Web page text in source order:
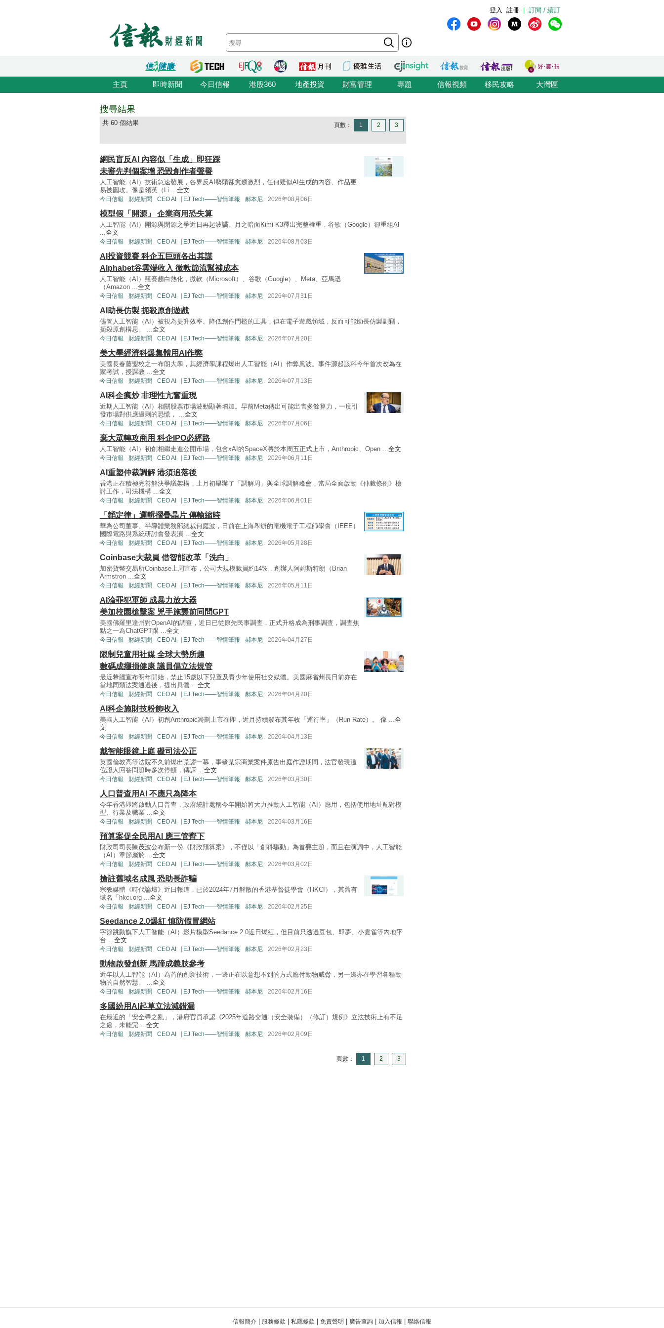
訂閱 / 續訂
註冊
登入
主頁 即時新聞 今日信報 港股360 地產投資 財富管理 專題 信報視頻 移民攻略 大灣區
搜尋結果
共 60 個結果 頁數： 1 2 3
網民盲反AI 內容似「生成」即狂踩
未審先判個案增 恐毀創作者聲譽
人工智能（AI）技術急速發展，各界反AI勢頭卻愈趨激烈，任何疑似AI生成的內容、作品更
易被圍攻。像是領英（Li ...全文
今日信報 財經新聞 CEO AI⎹ EJ Tech——智情筆報 郝本尼 2026年08月06日
模型假「開源」 企業商用恐失算
人工智能（AI）開源與閉源之爭近日再起波譎。月之暗面Kimi K3釋出完整權重，谷歌（Google）卻重組Al
...全文
今日信報 財經新聞 CEO AI⎹ EJ Tech——智情筆報 郝本尼 2026年08月03日
AI投資競賽 科企五巨頭各出其謀
Alphabet谷雲端收入 微軟節流幫補成本
人工智能（AI）競賽趨白熱化，微軟（Microsoft）、谷歌（Google）、Meta、亞馬遜
（Amazon ...全文
今日信報 財經新聞 CEO AI⎹ EJ Tech——智情筆報 郝本尼 2026年07月31日
AI助長仿製 扼殺原創遊戲
儘管人工智能（AI）被視為提升效率、降低創作門檻的工具，但在電子遊戲領域，反而可能助長仿製剽竊，
扼殺原創構思。 ...全文
今日信報 財經新聞 CEO AI⎹ EJ Tech——智情筆報 郝本尼 2026年07月20日
美大學經濟科爆集體用AI作弊
美國長春藤盟校之一布朗大學，其經濟學課程爆出人工智能（AI）作弊風波。事件源起該科今年首次改為在
家考試，授課教 ...全文
今日信報 財經新聞 CEO AI⎹ EJ Tech——智情筆報 郝本尼 2026年07月13日
AI科企瘋炒 非理性亢奮重現
近期人工智能（AI）相關股票市場波動顯著增加。早前Meta傳出可能出售多餘算力，一度引
發市場對供應過剩的恐慌， ...全文
今日信報 財經新聞 CEO AI⎹ EJ Tech——智情筆報 郝本尼 2026年07月06日
棄大眾轉攻商用 科企IPO必經路
人工智能（AI）初創相繼走進公開市場，包含xAI的SpaceX將於本周五正式上市，Anthropic、Open ...全文
今日信報 財經新聞 CEO AI⎹ EJ Tech——智情筆報 郝本尼 2026年06月11日
AI重塑仲裁調解 港須追落後
香港正在積極完善解決爭議架構，上月初舉辦了「調解周」與全球調解峰會，當局全面啟動《仲裁條例》檢
討工作，司法機構 ...全文
今日信報 財經新聞 CEO AI⎹ EJ Tech——智情筆報 郝本尼 2026年06月01日
「韜定律」邏輯摺疊晶片 傳輸縮時
華為公司董事、半導體業務部總裁何庭波，日前在上海舉辦的電機電子工程師學會（IEEE）
國際電路與系統研討會發表演 ...全文
今日信報 財經新聞 CEO AI⎹ EJ Tech——智情筆報 郝本尼 2026年05月28日
Coinbase大裁員 借智能改革「洗白」
加密貨幣交易所Coinbase上周宣布，公司大規模裁員約14%，創辦人阿姆斯特朗（Brian
Armstron ...全文
今日信報 財經新聞 CEO AI⎹ EJ Tech——智情筆報 郝本尼 2026年05月11日
AI淪罪犯軍師 成暴力放大器
美加校園槍擊案 兇手施襲前同問GPT
美國佛羅里達州對OpenAI的調查，近日已從原先民事調查，正式升格成為刑事調查，調查焦
點之一為ChatGPT跟 ...全文
今日信報 財經新聞 CEO AI⎹ EJ Tech——智情筆報 郝本尼 2026年04月27日
限制兒童用社媒 全球大勢所趨
數碼成癮損健康 議員倡立法規管
最近希臘宣布明年開始，禁止15歲以下兒童及青少年使用社交媒體。美國麻省州長日前亦在
當地同類法案通過後，提出具體 ...全文
今日信報 財經新聞 CEO AI⎹ EJ Tech——智情筆報 郝本尼 2026年04月20日
AI科企施財技粉飾收入
美國人工智能（AI）初創Anthropic籌劃上市在即，近月持續發布其年收「運行率」（Run Rate）。 像 ...全
文
今日信報 財經新聞 CEO AI⎹ EJ Tech——智情筆報 郝本尼 2026年04月13日
戴智能眼鏡上庭 礙司法公正
英國倫敦高等法院不久前爆出荒謬一幕，事緣某宗商業案件原告出庭作證期間，法官發現這
位證人回答問題時多次停頓，傳譯 ...全文
今日信報 財經新聞 CEO AI⎹ EJ Tech——智情筆報 郝本尼 2026年03月30日
人口普查用AI 不應只為降本
今年香港即將啟動人口普查，政府統計處稱今年開始將大力推動人工智能（AI）應用，包括使用地址配對模
型、行業及職業 ...全文
今日信報 財經新聞 CEO AI⎹ EJ Tech——智情筆報 郝本尼 2026年03月16日
預算案促全民用AI 應三管齊下
財政司司長陳茂波公布新一份《財政預算案》，不僅以「創科驅動」為首要主題，而且在演詞中，人工智能
（AI）章節屬於 ...全文
今日信報 財經新聞 CEO AI⎹ EJ Tech——智情筆報 郝本尼 2026年03月02日
搶註舊域名成風 恐助長詐騙
宗教媒體《時代論壇》近日報道，已於2024年7月解散的香港基督徒學會（HKCI），其舊有
域名「hkci.org ...全文
今日信報 財經新聞 CEO AI⎹ EJ Tech——智情筆報 郝本尼 2026年02月25日
Seedance 2.0爆紅 慎防假冒網站
字節跳動旗下人工智能（AI）影片模型Seedance 2.0近日爆紅，但目前只透過豆包、即夢、小雲雀等內地平
台 ...全文
今日信報 財經新聞 CEO AI⎹ EJ Tech——智情筆報 郝本尼 2026年02月23日
動物啟發創新 馬蹄成義肢參考
近年以人工智能（AI）為首的創新技術，一邊正在以意想不到的方式應付動物威脅，另一邊亦在學習各種動
物的自然智慧。 ...全文
今日信報 財經新聞 CEO AI⎹ EJ Tech——智情筆報 郝本尼 2026年02月16日
多國紛用AI起草立法減錯漏
在最近的「安全帶之亂」，港府官員承認《2025年道路交通（安全裝備）（修訂）規例》立法技術上有不足
之處，未能完 ...全文
今日信報 財經新聞 CEO AI⎹ EJ Tech——智情筆報 郝本尼 2026年02月09日
頁數： 1 2 3
信報簡介 服務條款 私隱條款 免責聲明 廣告查詢 加入信報 聯絡信報